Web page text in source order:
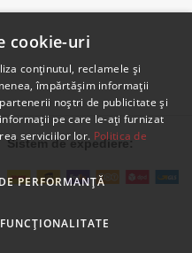
Sistem de expediere:
cookie-uri
conținutul, reclamele și
împărtășim informații
noștri de publicitate și
pe care le-ați furnizat
serviciilor lor. Politica de
DE PERFORMANȚĂ